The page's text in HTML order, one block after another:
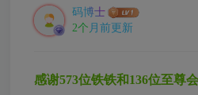
码博士
2个月前更新
感谢573位铁铁和136位至尊